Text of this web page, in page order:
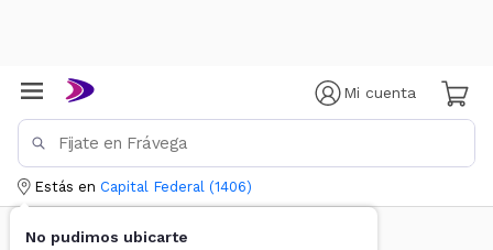
Mi cuenta
Estás en Capital Federal (1406)
No pudimos ubicarte